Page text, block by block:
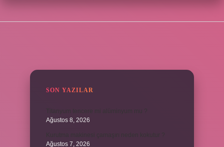
SON YAZILAR
Ağustos 8, 2026
Ağustos 7, 2026